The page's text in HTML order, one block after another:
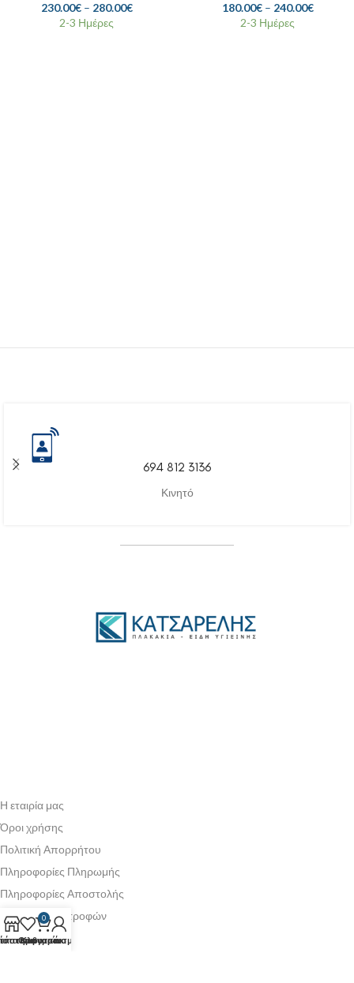
230.00€ – 280.00€
2-3 Ημέρες
180.00€ – 240.00€
2-3 Ημέρες
694 812 3136
Κινητό
Η εταιρία μας
Όροι χρήσης
Πολιτική Απορρήτου
Πληροφορίες Πληρωμής
Πληροφορίες Αποστολής
Πολιτική Επιστροφών
επιθυμιών
0
Καροτσάκι
Ο λογαριασμός μου